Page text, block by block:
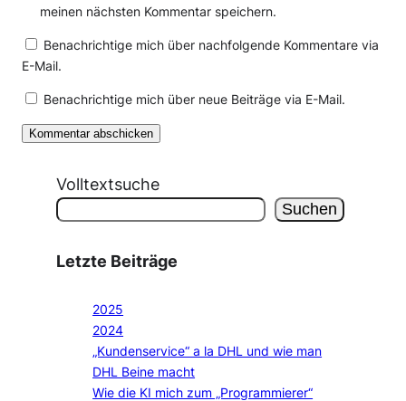
meinen nächsten Kommentar speichern.
Benachrichtige mich über nachfolgende Kommentare via
E-Mail.
Benachrichtige mich über neue Beiträge via E-Mail.
Volltextsuche
Suchen
Letzte Beiträge
2025
2024
„Kundenservice“ a la DHL und wie man
DHL Beine macht
Wie die KI mich zum „Programmierer“